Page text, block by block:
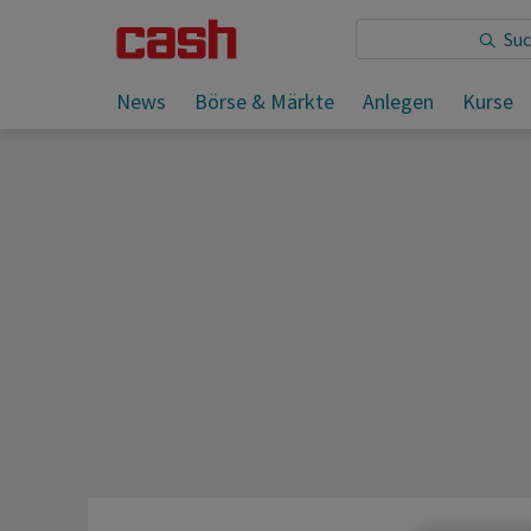
News Börse & Märkte Anlegen Kurse
Sie lesen: